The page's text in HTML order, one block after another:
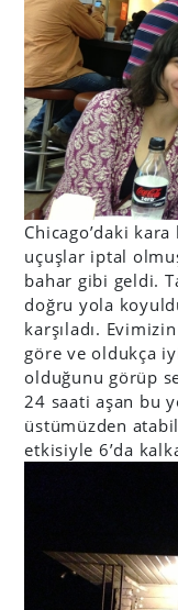
Chicago’daki
uçuşlar iptal
bahar gibi geldi.
doğru yola
karşıladı.
göre ve oldukça
olduğunu görüp
24 saati aşan bu
üstümüzden
etkisiyle 6’da